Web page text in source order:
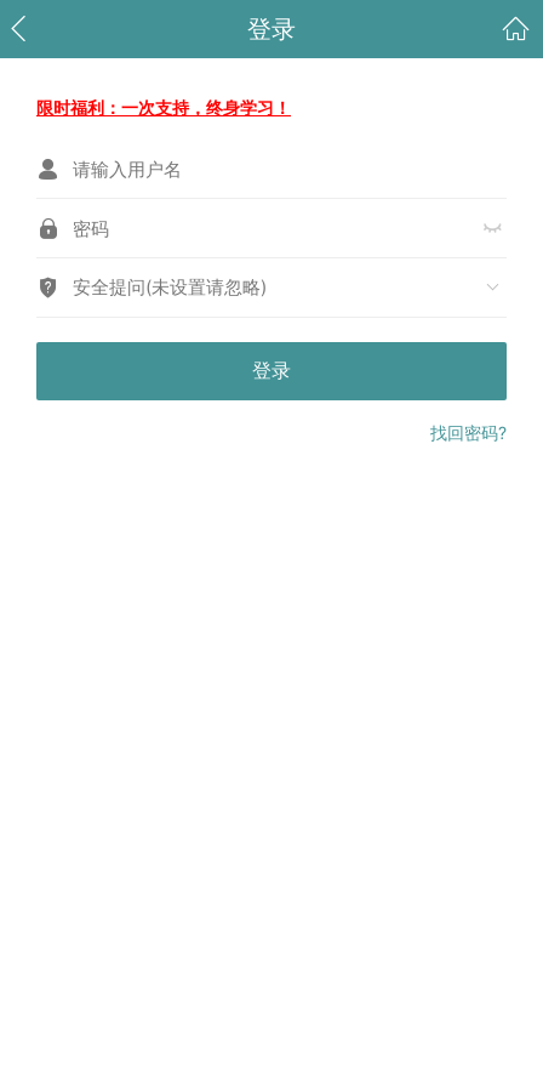
登录
限时福利：一次支持，终身学习！
安全提问(未设置请忽略)
登录
找回密码?